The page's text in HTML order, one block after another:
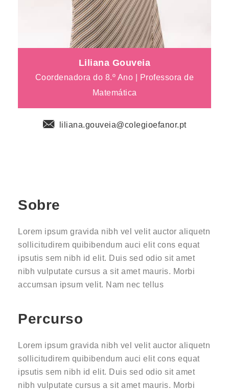
Liliana Gouveia
Coordenadora do 8.º Ano | Professora de
Matemática
liliana.gouveia@colegioefanor.pt
Sobre
Lorem ipsum gravida nibh vel velit auctor aliquetn
sollicitudirem quibibendum auci elit cons equat
ipsutis sem nibh id elit. Duis sed odio sit amet
nibh vulputate cursus a sit amet mauris. Morbi
accumsan ipsum velit. Nam nec tellus
Percurso
Lorem ipsum gravida nibh vel velit auctor aliquetn
sollicitudirem quibibendum auci elit cons equat
ipsutis sem nibh id elit. Duis sed odio sit amet
nibh vulputate cursus a sit amet mauris. Morbi